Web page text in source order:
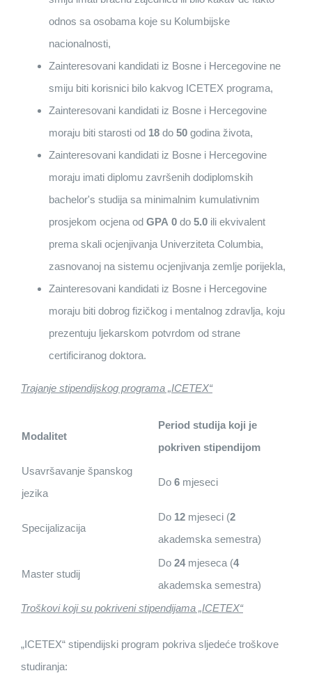
odnos sa osobama koje su Kolumbijske
nacionalnosti,
Zainteresovani kandidati iz Bosne i Hercegovine ne
smiju biti korisnici bilo kakvog ICETEX programa,
Zainteresovani kandidati iz Bosne i Hercegovine
moraju biti starosti od 18 do 50 godina života,
Zainteresovani kandidati iz Bosne i Hercegovine
moraju imati diplomu završenih dodiplomskih
bachelor's studija sa minimalnim kumulativnim
prosjekom ocjena od GPA 0 do 5.0 ili ekvivalent
prema skali ocjenjivanja Univerziteta Columbia,
zasnovanoj na sistemu ocjenjivanja zemlje porijekla,
Zainteresovani kandidati iz Bosne i Hercegovine
moraju biti dobrog fizičkog i mentalnog zdravlja, koju
prezentuju ljekarskom potvrdom od strane
certificiranog doktora.
Trajanje stipendijskog programa „ICETEX“
Modalitet
Period studija koji je
pokriven stipendijom
Usavršavanje španskog
jezika
Do 6 mjeseci
Specijalizacija
Do 12 mjeseci (2
akademska semestra)
Master studij
Do 24mjeseca (4
akademska semestra)
Troškovi koji su pokriveni stipendijama „ICETEX“
„ICETEX“ stipendijski program pokriva sljedeće troškove
studiranja: